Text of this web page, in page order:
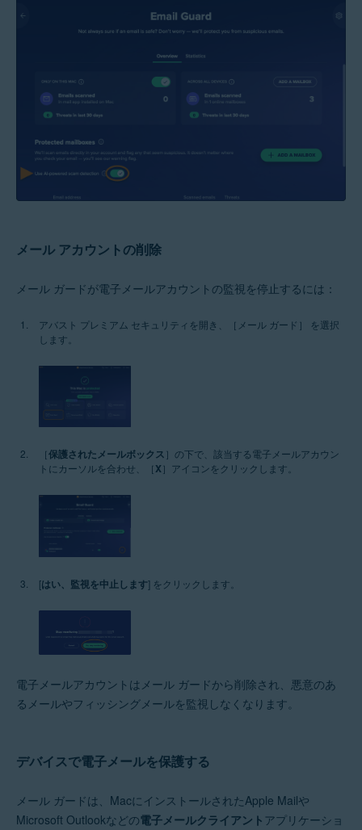
メール アカウントの削除
メール ガードが電子メールアカウントの監視を停止するには：
アバスト プレミアム セキュリティを開き、［メール ガード］ を選択
します。
［保護されたメールボックス ］の下で、該当する電子メールアカウン
トにカーソルを合わせ、［ X］アイコンをクリックします。
[はい、監視を中止します] をクリックします。
電子メールアカウントはメール ガードから削除され、悪意のあ
るメールやフィッシングメールを監視しなくなります。
デバイスで電子メールを保護する
メール ガードは、MacにインストールされたApple Mailや
Microsoft Outlookなどの電子メールクライアント アプリケーショ